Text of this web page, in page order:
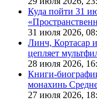
Куда пойти 31
31 июля 2026,
Линч, Кортасар
цепляет
28 июля 2026,
Книги-
монахинь
27 июля 2026,